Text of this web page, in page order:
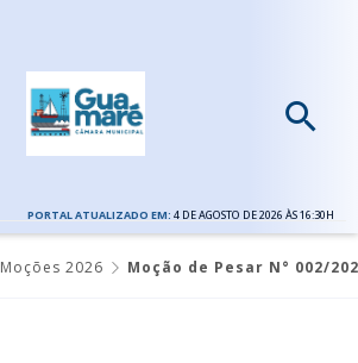
PORTAL ATUALIZADO EM: 4 DE AGOSTO DE 2026 ÀS 16:30H
Moções 2026 Moção de Pesar N° 002/